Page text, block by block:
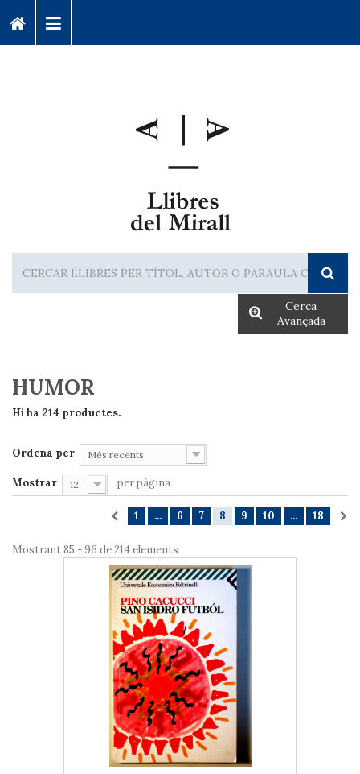
Cerca
Avançada
HUMOR
Hi ha 214 productes.
Ordena per Més recents
Mostrar 12 per pàgina
1 ... 6 7 8 9 10 ... 18
Mostrant 85 - 96 de 214 elements